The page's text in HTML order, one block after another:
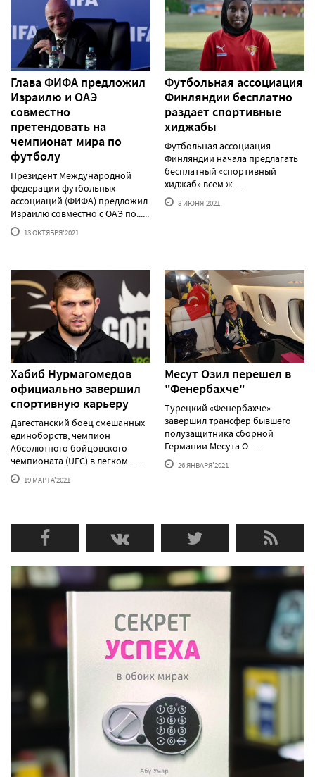
Глава ФИФА предложил
Израилю и ОАЭ
совместно
претендовать на
чемпионат мира по
футболу
Президент Международной
федерации футбольных
ассоциаций (ФИФА) предложил
Израилю совместно с ОАЭ по......
13 ОКТЯБРЯ'2021
Футбольная ассоциация
Финляндии бесплатно
раздает спортивные
хиджабы
Футбольная ассоциация
Финляндии начала предлагать
бесплатный «спортивный
хиджаб» всем ж......
8 ИЮНЯ'2021
Хабиб Нурмагомедов
официально завершил
спортивную карьеру
Дагестанский боец смешанных
единоборств, чемпион
Абсолютного бойцовского
чемпионата (UFC) в легком ......
19 МАРТА'2021
Месут Озил перешел в
"Фенербахче"
Турецкий «Фенербахче»
завершил трансфер бывшего
полузащитника сборной
Германии Месута О......
26 ЯНВАРЯ'2021